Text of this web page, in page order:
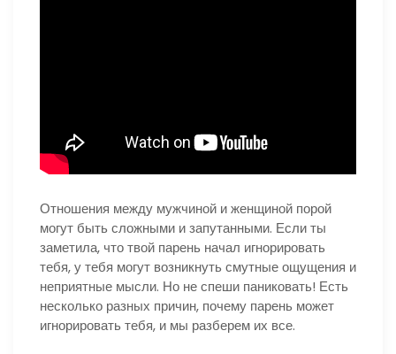
Отношения между мужчиной и женщиной порой
могут быть сложными и запутанными. Если ты
заметила, что твой парень начал игнорировать
тебя, у тебя могут возникнуть смутные ощущения и
неприятные мысли. Но не спеши паниковать! Есть
несколько разных причин, почему парень может
игнорировать тебя, и мы разберем их все.